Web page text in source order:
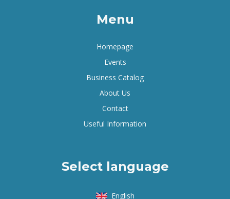
Menu
Homepage
Events
Business Catalog
About Us
Contact
Useful Information
Select language
English